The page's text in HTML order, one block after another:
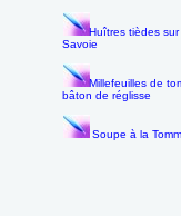
Huîtres tièdes
Savoie
Millefeuilles de
bâton de réglisse
Soupe à la